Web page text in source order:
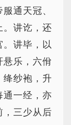
通天冠、
。讲讫，还
。讲毕，以
悬乐，六佾
绛纱袍，升
通一经，亦
，三少从后